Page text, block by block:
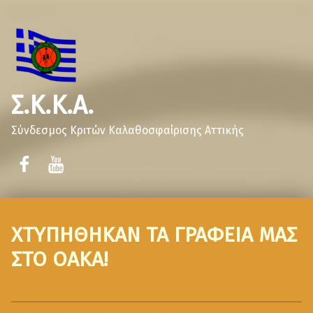
Σ.Κ.Κ.Α.
Σύνδεσμος Κριτών Καλαθοσφαίρισης Αττικής
ΧΤΥΠΗΘΗΚΑΝ ΤΑ ΓΡΑΦΕΙΑ ΜΑΣ
ΣΤΟ ΟΑΚΑ!